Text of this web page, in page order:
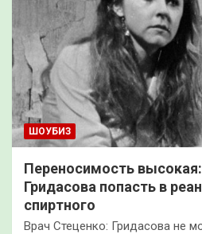
ШОУБИЗ
Переносимость
Гридасова попасть в
спиртного
Врач Стеценко: Гридасова не